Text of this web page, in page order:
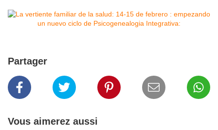
Partager
Vous aimerez aussi